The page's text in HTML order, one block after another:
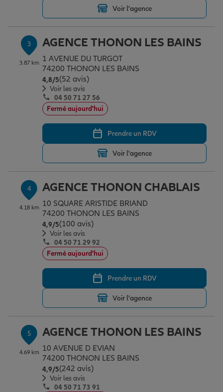
Garantie des accidents de la vie
Assurance scolaire
Protection juridique
Tous nos devis d'assurance
Voir l'agence
3
3.87 km
AGENCE THONON LES BAINS
1 AVENUE DU TURGOT
74200 THONON LES BAINS
4,8/5Note de 4.8 sur 5
(52 avis)
Voir les avis
04 50 71 27 56
Fermé aujourd'hui
Prendre un RDV
Voir l'agence
4
4.18 km
AGENCE THONON CHABLAIS
10 SQUARE ARISTIDE BRIAND
74200 THONON LES BAINS
4,9/5Note de 4.9 sur 5
(100 avis)
Voir les avis
04 50 71 29 92
Fermé aujourd'hui
Prendre un RDV
Voir l'agence
5
4.69 km
AGENCE THONON LES BAINS
10 AVENUE D EVIAN
74200 THONON LES BAINS
4,9/5Note de 4.9 sur 5
(242 avis)
Voir les avis
04 50 71 73 91